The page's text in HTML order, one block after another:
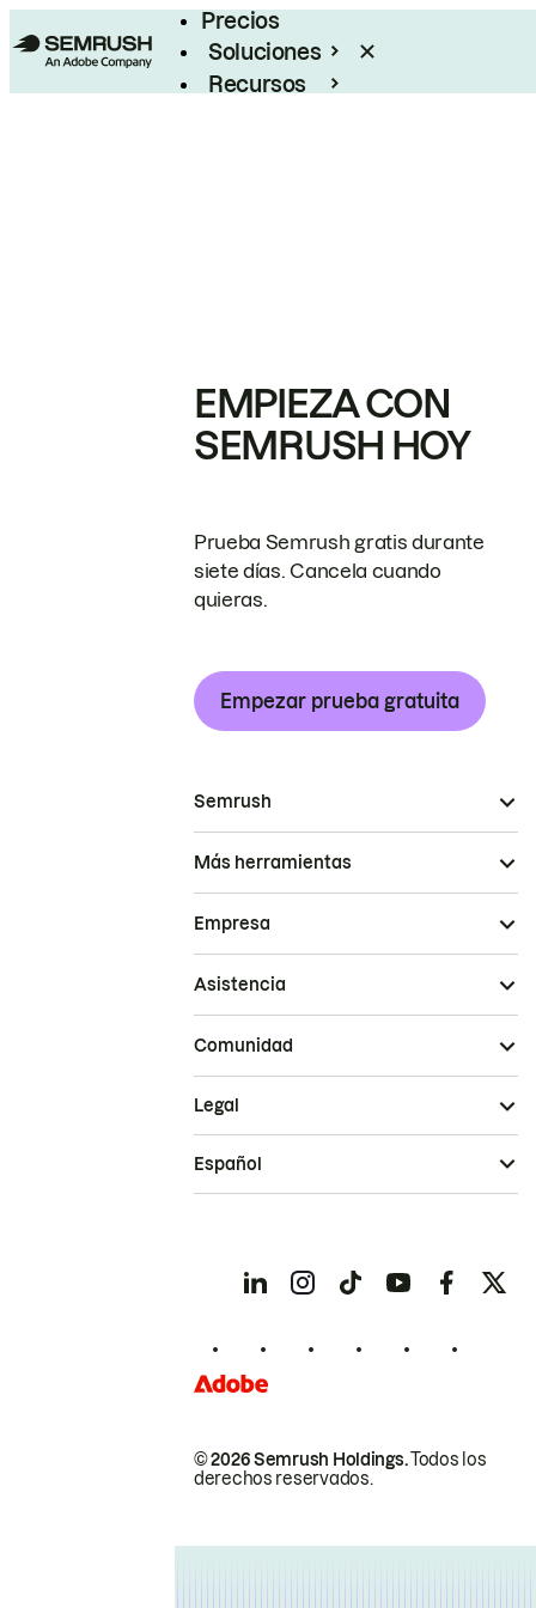
Precios
Soluciones
Recursos
EMPIEZA CON
SEMRUSH HOY
Prueba Semrush gratis durante
siete días. Cancela cuando
quieras.
Empezar prueba gratuita
Semrush
Más herramientas
Empresa
Asistencia
Comunidad
© 2026 Semrush Holdings.Todos los
derechos reservados.
Legal
Español